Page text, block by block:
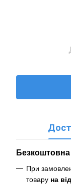
При
товару на